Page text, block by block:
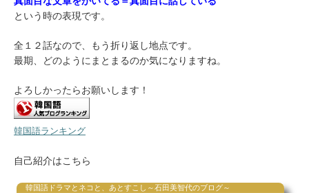
という時の表現です。
全１２話なので、もう折り返し地点です。
最期、どのようにまとまるのか気になりますね。
よろしかったらお願いします！
韓国語ランキング
自己紹介はこちら
韓国語ドラマとネコと、あとすこし～石田美智代のブログ～